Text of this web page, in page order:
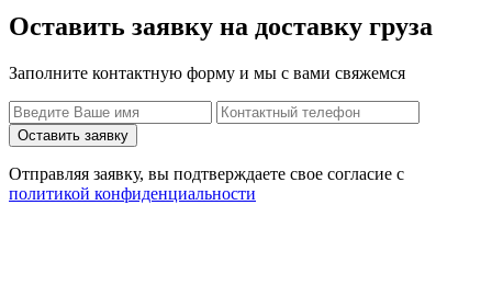
Оставить заявку на доставку груза
Заполните контактную форму и мы с вами свяжемся
Оставить заявку
Отправляя заявку, вы подтверждаете свое согласие с
политикой конфиденциальности